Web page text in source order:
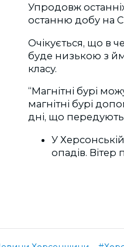
Упродовж
останню добу на
Очікується, що в
буде низькою з
класу.
“Магнітні бурі
магнітні бурі
дні, що
У
опадів. Вітер